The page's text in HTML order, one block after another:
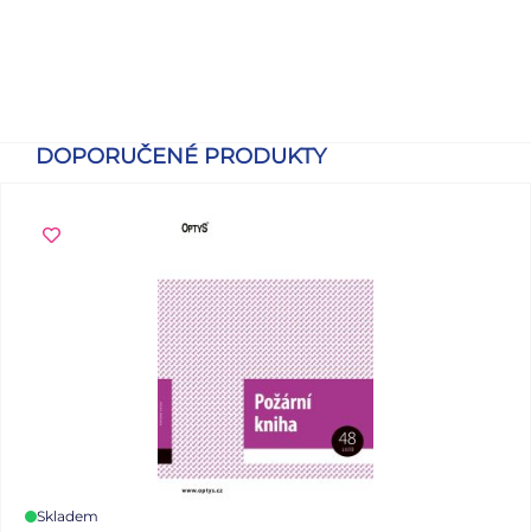
DOPORUČENÉ PRODUKTY
Skladem